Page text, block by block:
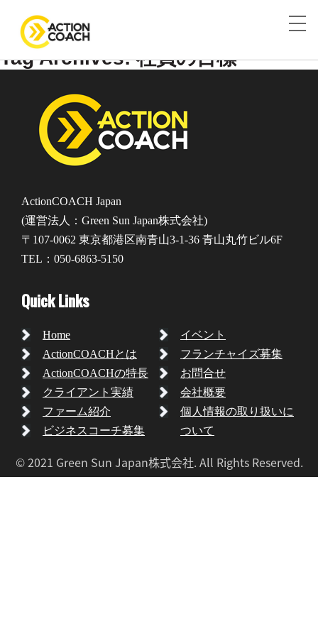
Tag Archives: 社員の目標
ActionCOACH Japan
(運営法人：Green Sun Japan株式会社)
〒107-0062 東京都港区南青山3-1-36 青山丸竹ビル6F
TEL：050-6863-5150
Quick Links
Home
ActionCOACHとは
ActionCOACHの特長
クライアント実績
ファーム紹介
ビジネスコーチ募集
イベント
フランチャイズ募集
お問合せ
会社概要
個人情報の取り扱いに
ついて
© 2021 Green Sun Japan株式会社. All Rights Reserved.